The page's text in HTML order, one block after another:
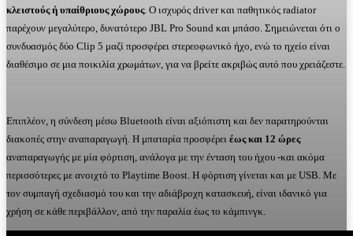
κλειστούς ή υπαίθριους χώρους. Ο ισχυρός driver και παθητικός radiator
παρέχουν μεγαλύτερο, δυνατότερο JBL Pro Sound και μπάσο. Σημειώνεται ότι ο
συνδυασμός δύο Clip 5 μαζί προσφέρει στερεοφωνικό ήχο, ενώ το ηχείο είναι
διαθέσιμο σε μια ποικιλία χρωμάτων, για να βρείτε ακριβώς αυτό που χρειάζεστε.
Επιπλέον, η σύνδεση μέσω Bluetooth είναι αξιόπιστη και δεν παρατηρούνται
διακοπές στην αναπαραγωγή. Η μπαταρία προσφέρει έως και 12 ώρες
αναπαραγωγής με μία φόρτιση, ανάλογα με την ένταση του ήχου -και ακόμα
περισσότερες με ανοιχτό το Playtime Boost. Η φόρτιση γίνεται και με USB. Με
τον συμπαγή σχεδιασμό του και την αδιάβροχη κατασκευή, είναι ιδανικό για
χρήση σε κάθε περιβάλλον, από την παραλία έως το κάμπινγκ.